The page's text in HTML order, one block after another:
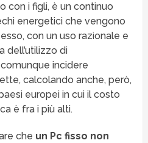
con i figli, è un continuo
energetici che vengono
con un uso razionale e
dell’utilizzo di
incidere
calcolando anche, però,
europei in cui il costo
è fra i più alti.
che un Pc fisso non